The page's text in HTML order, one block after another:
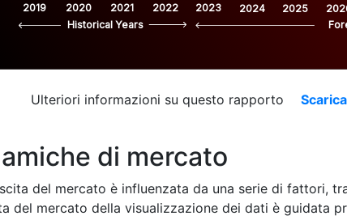
2019 2020 2021 2022 2023 2024 2025
Historical Years
Ulteriori informazioni su questo rapporto
di mercato
del mercato è influenzata da una serie di fattori,
del mercato della visualizzazione dei dati è guidata